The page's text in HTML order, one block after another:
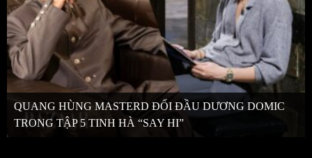
QUANG HÙNG MASTERD ĐỐI ĐẦU DƯƠNG DOMIC
TRONG TẬP 5 TINH HÀ “SAY HI”